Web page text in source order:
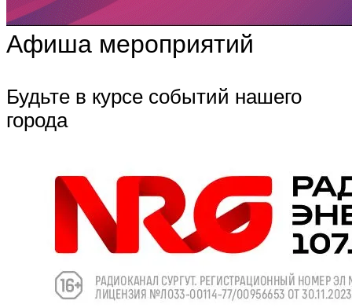
Афиша мероприятий
Будьте в курсе событий нашего
города